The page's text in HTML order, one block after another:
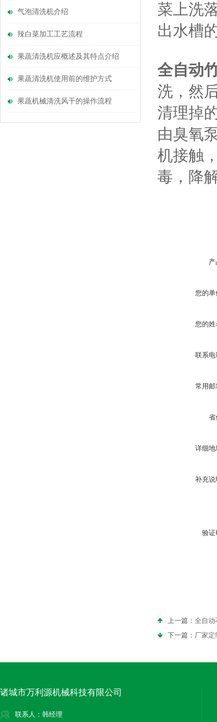
气泡清洗机介绍
辣白菜加工工艺流程
果蔬清洗机应概述及其特点介绍
果蔬清洗机使用前的维护方式
果蔬机械清洗风干的操作流程
菜上洗
出水槽
全自动
洗，然
清理掉
由臭氧
机接触
毒，降
您的单
您的姓
联系电
常用邮
省
详细地
补充说
验证
上一篇： 全自动
下一篇： 厂家定
诸城市万利源机械科技有限公司
联系人：韩经理